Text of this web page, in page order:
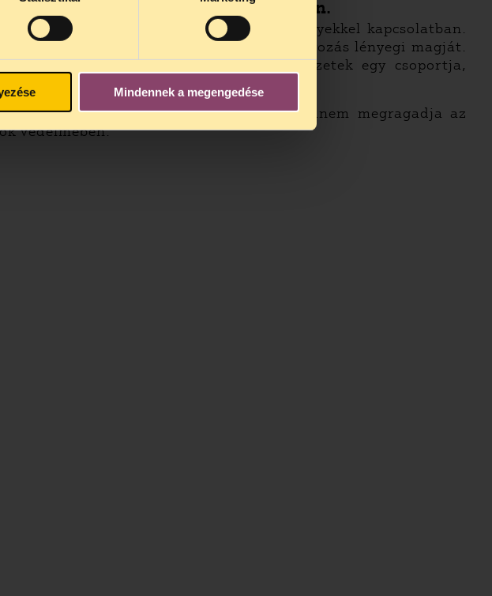
Mindennek a megengedése
szabályaival​ ​kapcsolatban.
tagállamok számára egyes jogintézményekkel kapcsolatban.
át, hogy óvják az adatvédelmi szabályozás lényegi magját.
dolgozott ki nemzetközi szervezetek egy csoportja,
vonatkozó kötelezettségeinek, hanem megragadja az
védelmében.